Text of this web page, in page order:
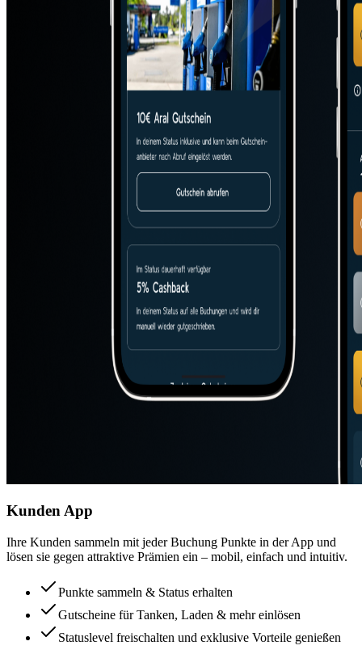
Kunden App
Ihre Kunden sammeln mit jeder Buchung Punkte in der App und
lösen sie gegen attraktive Prämien ein – mobil, einfach und intuitiv.
Punkte sammeln & Status erhalten
Gutscheine für Tanken, Laden & mehr einlösen
Statuslevel freischalten und exklusive Vorteile genießen